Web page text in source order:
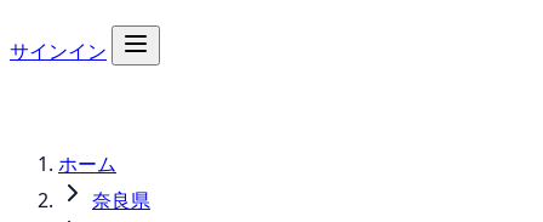
サインイン
ホーム
奈良県